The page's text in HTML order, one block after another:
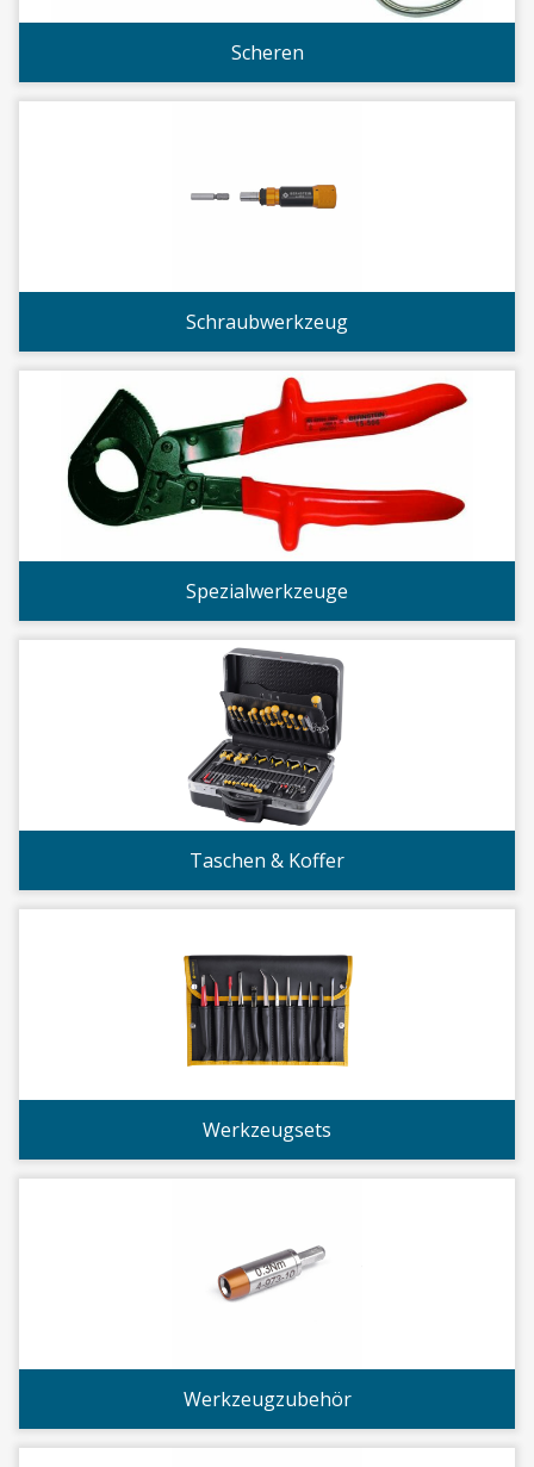
Scheren
Schraubwerkzeug
Spezialwerkzeuge
Taschen & Koffer
Werkzeugsets
Werkzeugzubehör